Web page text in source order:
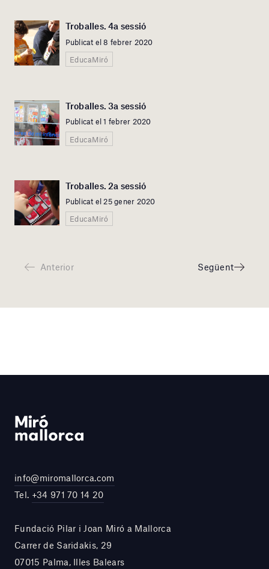
Troballes. 4a sessió
Publicat el 8 febrer 2020
EducaMiró
Troballes. 3a sessió
Publicat el 1 febrer 2020
EducaMiró
Troballes. 2a sessió
Publicat el 25 gener 2020
EducaMiró
Anterior Següent
info@miromallorca.com
Tel. +34 971 70 14 20
Fundació Pilar i Joan Miró a Mallorca
Carrer de Saridakis, 29
07015 Palma, Illes Balears